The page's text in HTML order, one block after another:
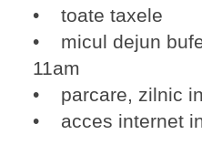
• toate taxele
• micul dejun
11am
• parcare, zilnic
• acces internet